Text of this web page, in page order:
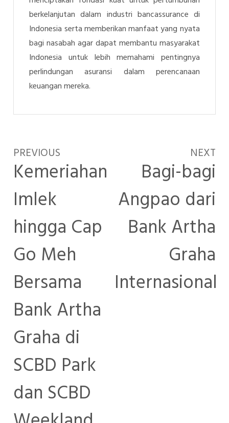
berkelanjutan dalam industri bancassurance di
Indonesia serta memberikan manfaat yang nyata
bagi nasabah agar dapat membantu masyarakat
Indonesia untuk lebih memahami pentingnya
perlindungan asuransi dalam perencanaan
keuangan mereka.
PREVIOUS
Kemeriahan
Imlek
hingga Cap
Go Meh
Bersama
Bank Artha
Graha di
SCBD Park
dan SCBD
NEXT
Bagi-bagi
Angpao dari
Bank Artha
Graha
Internasional